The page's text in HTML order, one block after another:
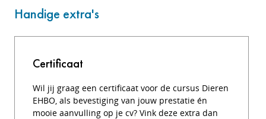
Handige extra's
Certificaat
Wil jij graag een certificaat voor de cursus Dieren
EHBO, als bevestiging van jouw prestatie én
mooie aanvulling op je cv? Vink deze extra dan